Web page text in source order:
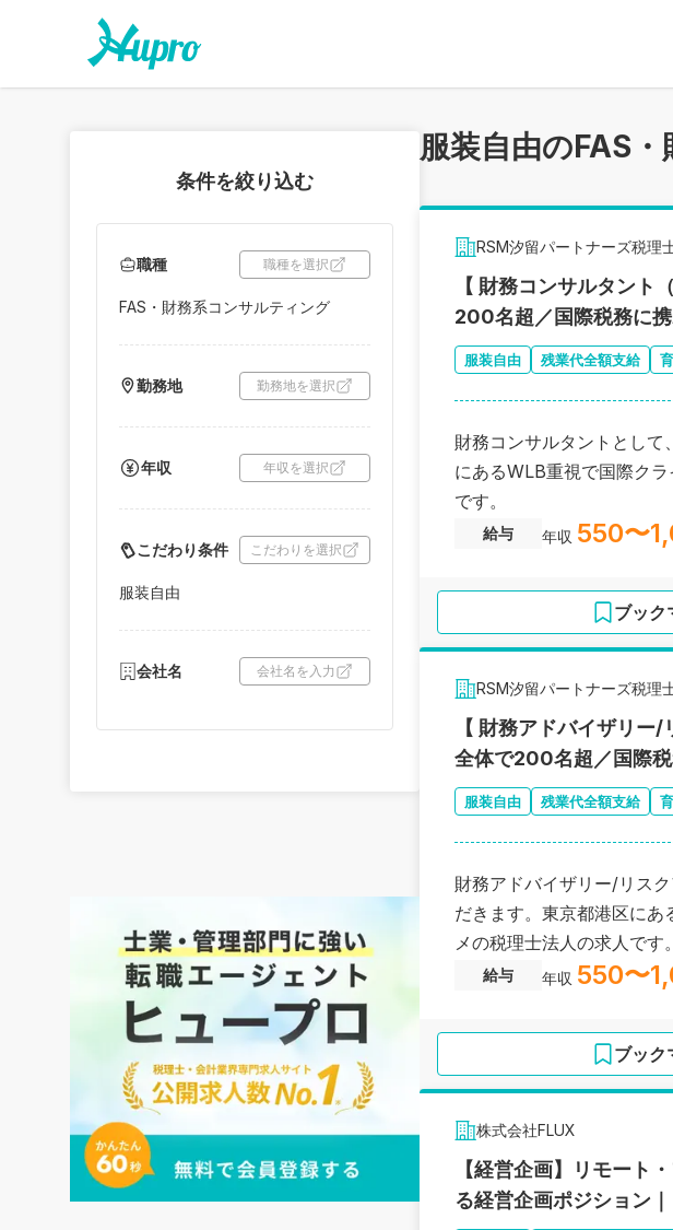
条件を絞り込む
職種 職種を選択
FAS・財務系コンサルティング
勤務地 勤務地を選択
年収 年収を選択
こだわり条件 こだわりを選択
服装自由
会社名 会社名を入力
服装自由のFAS
RSM汐留パートナーズ税理
【 財務コンサルタン
200名超／国際税務に
服装自由 残業代全額支給
財務コンサルタントとし
にあるWLB重視で国際ク
です。
給与 年収 550〜
ブック
RSM汐留パートナーズ税理
【 財務アドバイザリ
全体で200名超／国際
服装自由 残業代全額支給
財務アドバイザリー/リス
だきます。東京都港区に
メの税理士法人の求人です。
給与 年収 550〜
ブック
株式会社FLUX
【経営企画】リモート
る経営企画ポジション｜